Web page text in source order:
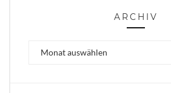
ARCHIV